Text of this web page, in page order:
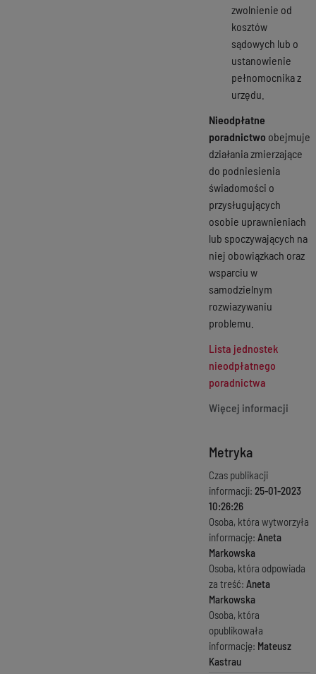
zwolnienie od
kosztów
sądowych lub o
ustanowienie
pełnomocnika z
urzędu.
Nieodpłatne
poradnictwo obejmuje
działania zmierzające
do podniesienia
świadomości o
przysługujących
osobie uprawnieniach
lub spoczywających na
niej obowiązkach oraz
wsparciu w
samodzielnym
rozwiazywaniu
problemu.
Lista jednostek
nieodpłatnego
poradnictwa
Więcej informacji
Metryka
Czas publikacji
informacji: 25-01-2023
10:26:26
Osoba, która wytworzyła
informację: Aneta
Markowska
Osoba, która odpowiada
za treść: Aneta
Markowska
Osoba, która
opublikowała
informację: Mateusz
Kastrau